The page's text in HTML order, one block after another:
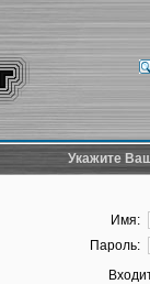
Укажите
Имя:
Пароль: